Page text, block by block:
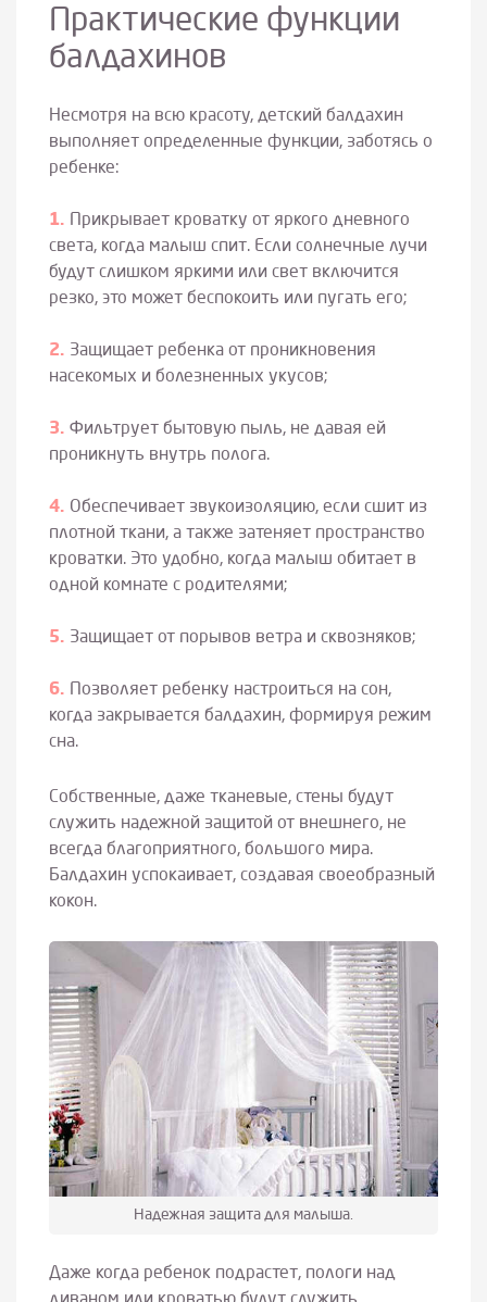
Практические функции
балдахинов
Несмотря на всю красоту, детский балдахин
выполняет определенные функции, заботясь о
ребенке:
Прикрывает кроватку от яркого дневного
света, когда малыш спит. Если солнечные лучи
будут слишком яркими или свет включится
резко, это может беспокоить или пугать его;
Защищает ребенка от проникновения
насекомых и болезненных укусов;
Фильтрует бытовую пыль, не давая ей
проникнуть внутрь полога.
Обеспечивает звукоизоляцию, если сшит из
плотной ткани, а также затеняет пространство
кроватки. Это удобно, когда малыш обитает в
одной комнате с родителями;
Защищает от порывов ветра и сквозняков;
Позволяет ребенку настроиться на сон,
когда закрывается балдахин, формируя режим
сна.
Собственные, даже тканевые, стены будут
служить надежной защитой от внешнего, не
всегда благоприятного, большого мира.
Балдахин успокаивает, создавая своеобразный
кокон.
Надежная защита для малыша.
Даже когда ребенок подрастет, пологи над